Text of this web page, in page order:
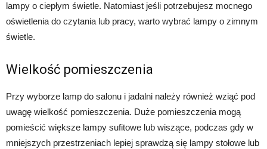
lampy o ciepłym świetle. Natomiast jeśli potrzebujesz mocnego
oświetlenia do czytania lub pracy, warto wybrać lampy o zimnym
świetle.
Wielkość pomieszczenia
Przy wyborze lamp do salonu i jadalni należy również wziąć pod
uwagę wielkość pomieszczenia. Duże pomieszczenia mogą
pomieścić większe lampy sufitowe lub wiszące, podczas gdy w
mniejszych przestrzeniach lepiej sprawdzą się lampy stołowe lub